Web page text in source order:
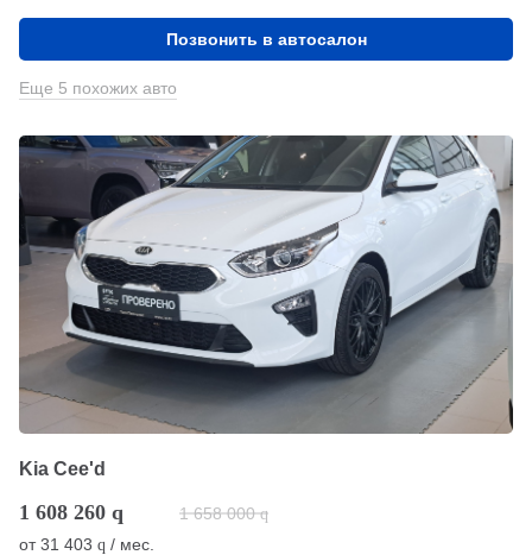
Позвонить в автосалон
Еще 5 похожих авто
Kia Cee'd
1 608 260 q 1 658 000 q
от31 403 q / мес.